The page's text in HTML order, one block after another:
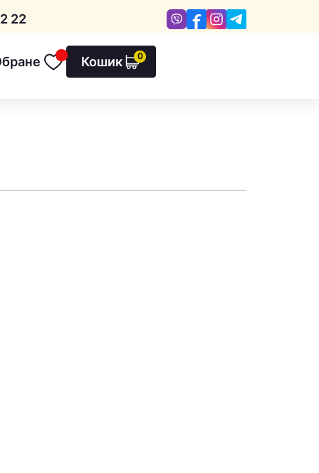
22 ViberFacebookInstagram
Кошик 0